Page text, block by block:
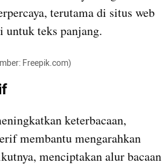
terutama di situs web
untuk teks panjang.
(Sumber: Freepik.com)
keterbacaan,
membantu mengarahkan
menciptakan alur bacaan